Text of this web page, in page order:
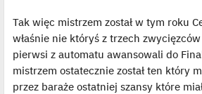
Tak więc mistrzem został w tym roku
właśnie nie któryś z trzech
pierwsi z automatu awansowali do
mistrzem ostatecznie został ten który
przez baraże ostatniej szansy które